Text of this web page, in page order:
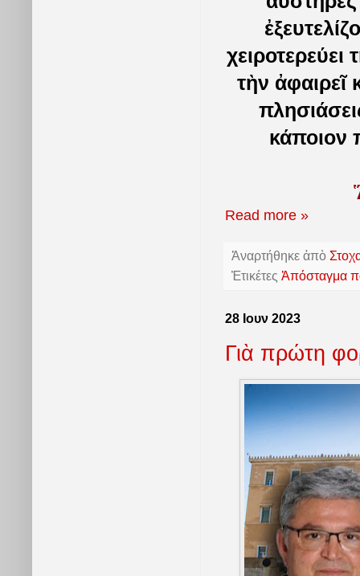
χειροτερεύει
τὴν ἀφαιρεῖ
κάποιον
Read more »
Ἀναρτήθηκε ἀπὸ
Ἐτικέτες Ἀπόσταγμα
28 Ιουν 2023
Γιὰ πρώτη